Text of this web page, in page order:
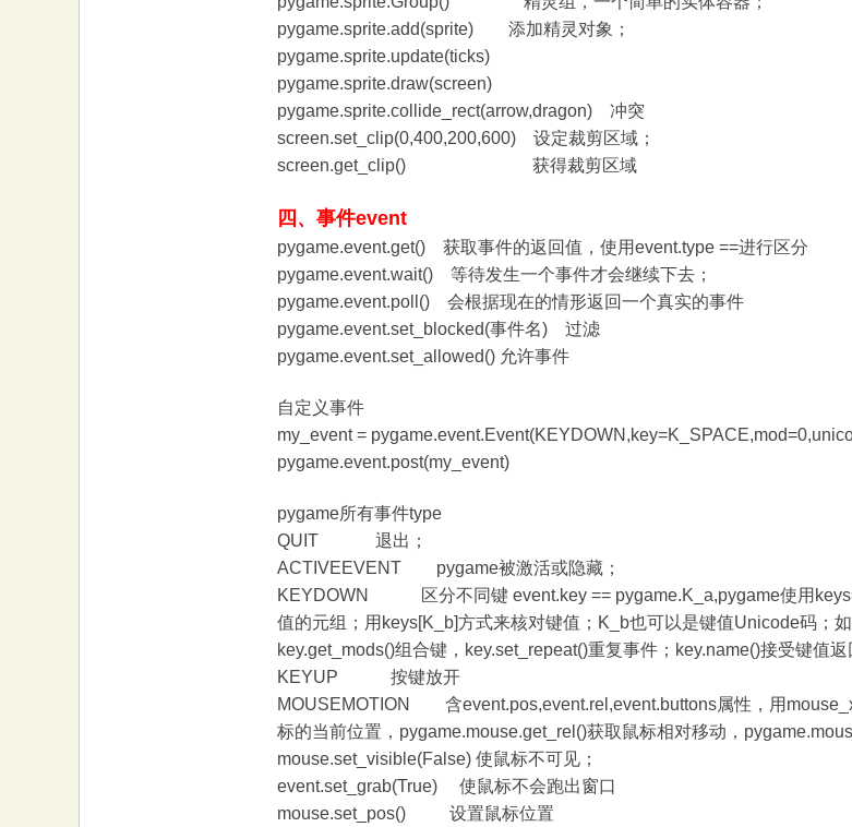
pygame.sprite.add(sprite) 添加精灵对象；
pygame.sprite.update(ticks)
pygame.sprite.draw(screen)
pygame.sprite.collide_rect(arrow,dragon) 冲突
screen.set_clip(0,400,200,600) 设定裁剪区域；
screen.get_clip() 获得裁剪区域
四、事件event
pygame.event.get() 获取事件的返回值，使用event.type ==进行区分
pygame.event.wait() 等待发生一个事件才会继续下去；
pygame.event.poll() 会根据现在的情形返回一个真实的事件
pygame.event.set_blocked(事件名) 过滤
pygame.event.set_allowed() 允许事件
自定义事件
my_event =
pygame.event.post(my_event)
pygame所有事件type
QUIT 退出；
ACTIVEEVENT pygame被激活或隐藏；
KEYDOWN 区分不同键 event.key == pygame.K_a,pygame使用
值的元组；用keys[K_b]方式来核对键值；K_b也可以是键值Unicode码；
key.get_mods()组合键，key.set_repeat()重复事件；key.name()接受键值返
KEYUP 按键放开
MOUSEMOTION 含event.pos,event.rel,event.buttons属性，用
标的当前位置，pygame.mouse.get_rel()获取鼠标相对移动，
mouse.set_visible(False) 使鼠标不可见；
event.set_grab(True) 使鼠标不会跑出窗口
mouse.set_pos() 设置鼠标位置